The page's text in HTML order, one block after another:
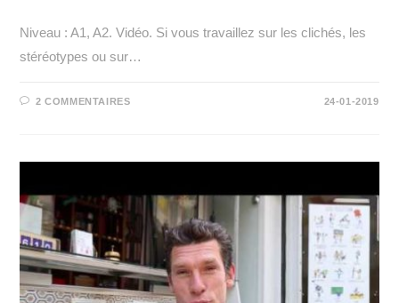
Niveau : A1, A2. Vidéo. Si vous travaillez sur les clichés, les
stéréotypes ou sur…
2 COMMENTAIRES 24-01-2019